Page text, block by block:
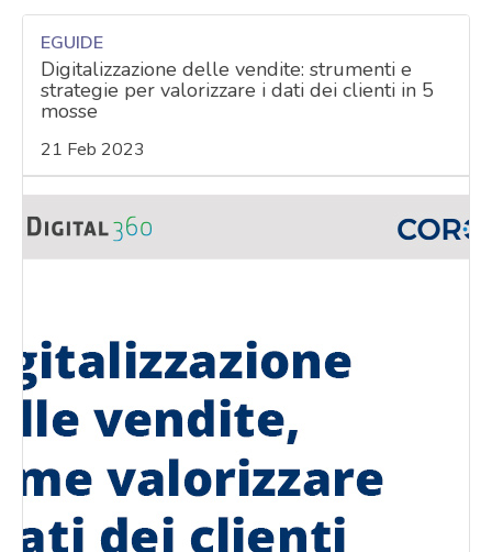
EGUIDE
Digitalizzazione delle vendite: strumenti e
strategie per valorizzare i dati dei clienti in 5
mosse
21 Feb 2023